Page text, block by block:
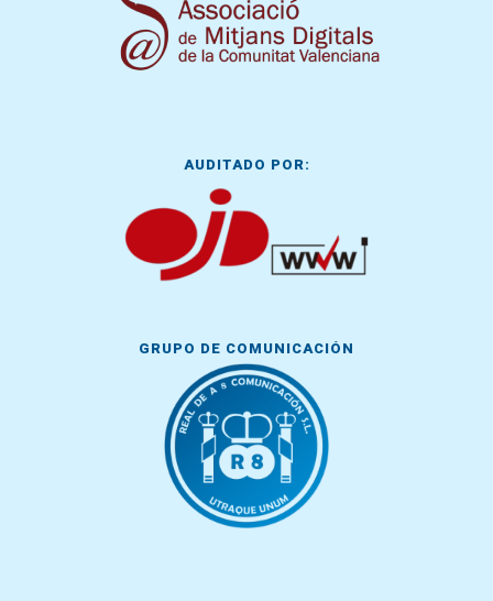
AUDITADO POR:
GRUPO DE COMUNICACIÓN